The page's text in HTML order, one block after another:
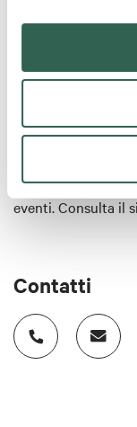
:
Apertura a cura del
:
ridotto 4 euro).
eventi.Consulta il
Contatti